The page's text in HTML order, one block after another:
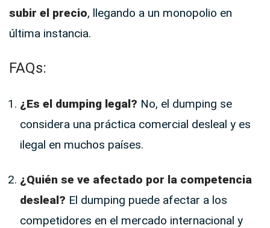
subir el precio, llegando a un monopolio en
última instancia.
FAQs:
¿Es el dumping legal? No, el dumping se
considera una práctica comercial desleal y es
ilegal en muchos países.
¿Quién se ve afectado por la competencia
desleal? El dumping puede afectar a los
competidores en el mercado internacional y